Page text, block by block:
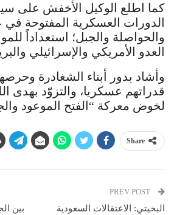
كما اطلع الوكيل الأخفش على
الدورات العسكرية المفتوحة
والحواصلة والجبل؛ استعداداً
العدو الأمريكي والإسرائيلي
وأشاد بدور أبناء الشغادرة
قدراتهم عسكريا، والتزوّد بهدى
لخوض معركة “الفتح الموعود
Share
البخيتي: الاعتقالات السعودية
بين